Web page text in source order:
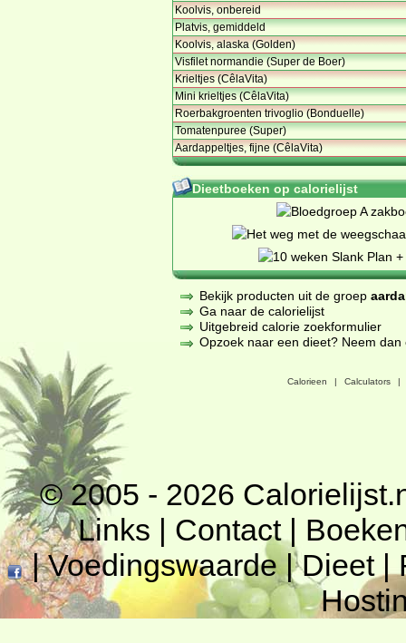
Koolvis, onbereid
Platvis, gemiddeld
Koolvis, alaska (Golden)
Visfilet normandie (Super de Boer)
Krieltjes (CêlaVita)
Mini krieltjes (CêlaVita)
Roerbakgroenten trivoglio (Bonduelle)
Tomatenpuree (Super)
Aardappeltjes, fijne (CêlaVita)
Dieetboeken op calorielijst
Bekijk producten uit de groep
Ga naar de calorielijst
Uitgebreid calorie zoekformulier
Opzoek naar een dieet? Neem
Calorieen | Calculators |
© 2005 - 2026
Links | Contact|
|Voedingswaarde|Dieet|